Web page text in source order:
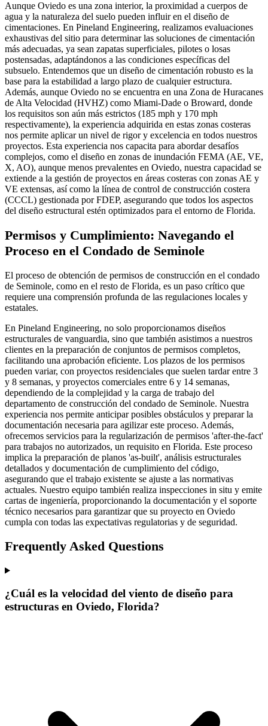
Aunque Oviedo es una zona interior, la proximidad a cuerpos de
agua y la naturaleza del suelo pueden influir en el diseño de
cimentaciones. En Pineland Engineering, realizamos evaluaciones
exhaustivas del sitio para determinar las soluciones de cimentación
más adecuadas, ya sean zapatas superficiales, pilotes o losas
postensadas, adaptándonos a las condiciones específicas del
subsuelo. Entendemos que un diseño de cimentación robusto es la
base para la estabilidad a largo plazo de cualquier estructura.
Además, aunque Oviedo no se encuentra en una Zona de Huracanes
de Alta Velocidad (HVHZ) como Miami-Dade o Broward, donde
los requisitos son aún más estrictos (185 mph y 170 mph
respectivamente), la experiencia adquirida en estas zonas costeras
nos permite aplicar un nivel de rigor y excelencia en todos nuestros
proyectos. Esta experiencia nos capacita para abordar desafíos
complejos, como el diseño en zonas de inundación FEMA (AE, VE,
X, AO), aunque menos prevalentes en Oviedo, nuestra capacidad se
extiende a la gestión de proyectos en áreas costeras con zonas AE y
VE extensas, así como la línea de control de construcción costera
(CCCL) gestionada por FDEP, asegurando que todos los aspectos
del diseño estructural estén optimizados para el entorno de Florida.
Permisos y Cumplimiento: Navegando el
Proceso en el Condado de Seminole
El proceso de obtención de permisos de construcción en el condado
de Seminole, como en el resto de Florida, es un paso crítico que
requiere una comprensión profunda de las regulaciones locales y
estatales.
En Pineland Engineering, no solo proporcionamos diseños
estructurales de vanguardia, sino que también asistimos a nuestros
clientes en la preparación de conjuntos de permisos completos,
facilitando una aprobación eficiente. Los plazos de los permisos
pueden variar, con proyectos residenciales que suelen tardar entre 3
y 8 semanas, y proyectos comerciales entre 6 y 14 semanas,
dependiendo de la complejidad y la carga de trabajo del
departamento de construcción del condado de Seminole. Nuestra
experiencia nos permite anticipar posibles obstáculos y preparar la
documentación necesaria para agilizar este proceso. Además,
ofrecemos servicios para la regularización de permisos 'after-the-fact'
para trabajos no autorizados, un requisito en Florida. Este proceso
implica la preparación de planos 'as-built', análisis estructurales
detallados y documentación de cumplimiento del código,
asegurando que el trabajo existente se ajuste a las normativas
actuales. Nuestro equipo también realiza inspecciones in situ y emite
cartas de ingeniería, proporcionando la documentación y el soporte
técnico necesarios para garantizar que su proyecto en Oviedo
cumpla con todas las expectativas regulatorias y de seguridad.
Frequently Asked Questions
¿Cuál es la velocidad del viento de diseño para
estructuras en Oviedo, Florida?